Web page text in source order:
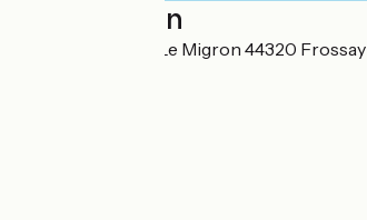
Localisation
Route des Carris Le Migron 44320 Frossay